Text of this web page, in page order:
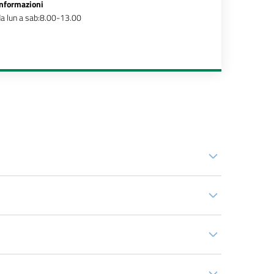
lun a sab:8.00-13.00